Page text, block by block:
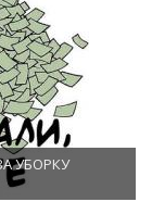
УБОРКУ